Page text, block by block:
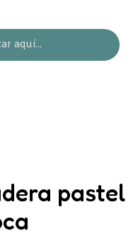
pastel